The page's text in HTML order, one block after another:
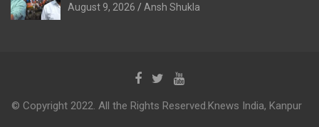
August 9, 2026 Ansh Shukla
© Copyright 2022. All the Rights Reserved.Knews India, Kanpur